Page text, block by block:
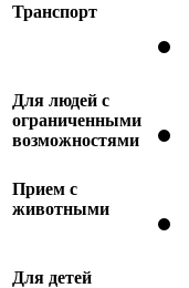
Транспорт
Для людей с
ограниченными
возможностями
Прием с
животными
Для детей